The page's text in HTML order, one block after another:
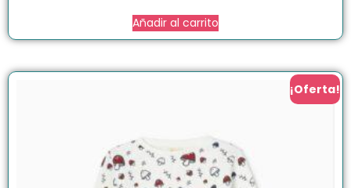
Añadir al carrito
¡Oferta!